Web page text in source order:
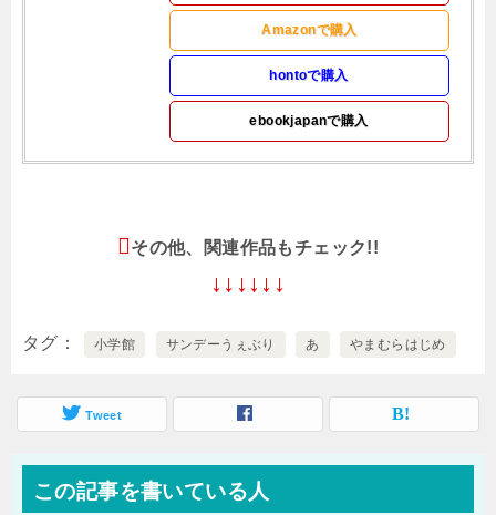
Amazonで購入
hontoで購入
ebookjapanで購入
その他、関連作品もチェック!!
↓↓↓↓↓↓
タグ 小学館 サンデーうぇぶり あ やまむらはじめ
Tweet
この記事を書いている人